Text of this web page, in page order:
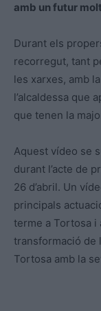
amb un futur
Durant els
recorregut, tant
les xarxes, amb
l’alcaldessa que
que tenen la
Aquest vídeo se
durant l’acte de
26 d’abril. Un
principals
terme a Tortosa i
transformació de
Tortosa amb la